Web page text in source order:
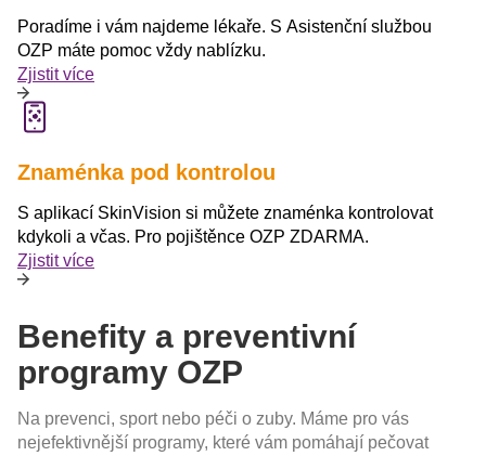
Poradíme i vám najdeme lékaře. S Asistenční službou
OZP máte pomoc vždy nablízku.
Zjistit více
Znaménka pod kontrolou
S aplikací SkinVision si můžete znaménka kontrolovat
kdykoli a včas. Pro pojištěnce OZP ZDARMA.
Zjistit více
Benefity a preventivní
programy OZP
Na prevenci, sport nebo péči o zuby. Máme pro vás
nejefektivnější programy, které vám pomáhají pečovat